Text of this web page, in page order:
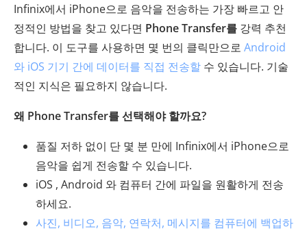
Infinix에서 iPhone으로 음악을 전송하는 가장 빠르고 안
정적인 방법을 찾고 있다면 Phone Transfer를 강력 추천
합니다. 이 도구를 사용하면 몇 번의 클릭만으로 Android
와 iOS 기기 간에 데이터를 직접 전송할 수 있습니다. 기술
적인 지식은 필요하지 않습니다.
왜 Phone Transfer를 선택해야 할까요?
품질 저하 없이 단 몇 분 만에 Infinix에서 iPhone으로
음악을 쉽게 전송할 수 있습니다.
iOS , Android 와 컴퓨터 간에 파일을 원활하게 전송
하세요.
사진, 비디오, 음악, 연락처, 메시지를 컴퓨터에 백업하